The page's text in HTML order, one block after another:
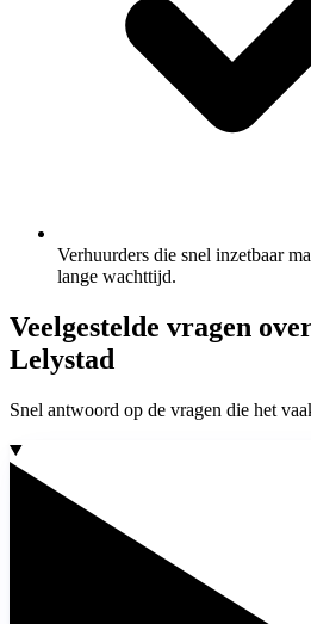
Verhuurders die snel inzetbaar
lange wachttijd.
Veelgestelde vragen
Lelystad
Snel antwoord op de vragen die het